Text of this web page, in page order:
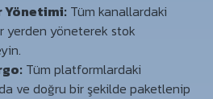
Yönetimi: Tüm kanallardaki
yerden yöneterek stok
Tüm platformlardaki
ve doğru bir şekilde paketlenip